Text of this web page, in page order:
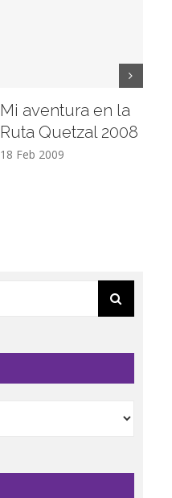
Mi aventura en la
Ruta Quetzal 2008
18 Feb 2009